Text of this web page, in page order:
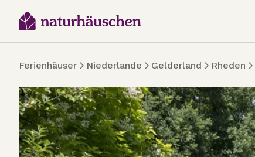
Ferienhäuser Niederlande Gelderland Rheden